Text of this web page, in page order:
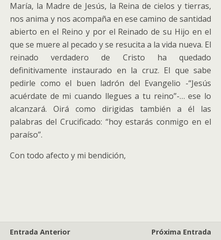
María, la Madre de Jesús, la Reina de cielos y tierras,
nos anima y nos acompaña en ese camino de santidad
abierto en el Reino y por el Reinado de su Hijo en el
que se muere al pecado y se resucita a la vida nueva. El
reinado verdadero de Cristo ha quedado
definitivamente instaurado en la cruz. El que sabe
pedirle como el buen ladrón del Evangelio -“Jesús
acuérdate de mi cuando llegues a tu reino”-… ese lo
alcanzará. Oirá como dirigidas también a él las
palabras del Crucificado: “hoy estarás conmigo en el
paraíso”.
Con todo afecto y mi bendición,
Entrada Anterior
Próxima Entrada